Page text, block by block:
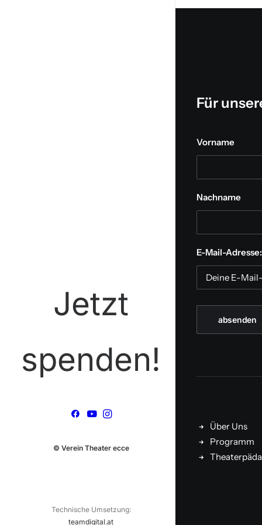
Jetzt
spenden!
© Verein Theater ecce
Technische Umsetzung:
teamdigital.at
Für
Vorname
Nachname
E-Mail-Adresse:
Über Uns
Programm